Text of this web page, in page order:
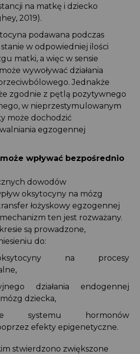
na matkę i dziecko
2019).
podawana podczas
w odpowiedniej ilości
matki, a więc w sensie
wywoływać działania
Jednakże
zgodnie z pętlą pozytywnego
w nieprzestymulowanym
może dochodzić
egzogennej
wpływać bezpośrednio
dowodów
oksytocyny na mózg
łożyskowy egzogennej
ten jest rozważany.
są prowadzone,
do:
na procesy
działania endogennej
dziecka,
systemu hormonów
efekty epigenetyczne.
stwierdzono zwiększone